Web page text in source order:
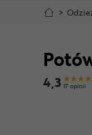
>
4,3 17 opinii